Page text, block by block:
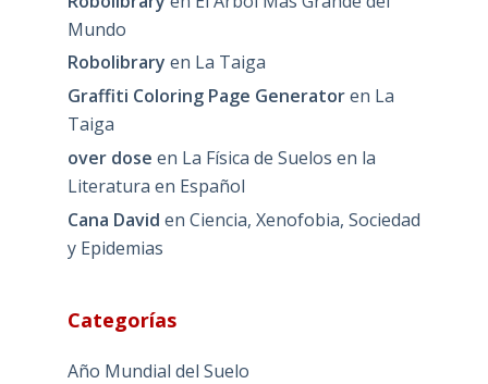
Mundo
Robolibrary en La Taiga
Graffiti Coloring Page Generatoren La
Taiga
over dose en La Física de Suelos en la
Literatura en Español
Cana David en Ciencia, Xenofobia, Sociedad
y Epidemias
Categorías
Año Mundial del Suelo